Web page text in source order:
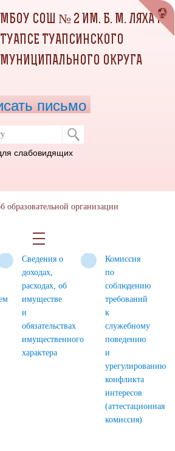
коррупции
Сведения о
доходах,
расходах, об
имуществе
и
обязательствах
имущественного
характера
Комиссия
по
соблюдению
требований
к
служебному
поведению
и
урегулированию
конфликта
интересов
(аттестационная
комиссия)
МБОУ СОШ № 2 ИМ. Б. М. ЛЯХА Г.
ТУАПСЕ ТУАПСИНСКОГО
МУНИЦИПАЛЬНОГО ОКРУГА
письмо
слабовидящих
образовательной организации